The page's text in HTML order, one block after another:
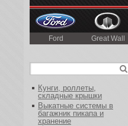
Ford Great Wall
Кунги, роллеты,
складные крышки
Выкатные системы в
багажник пикапа и
хранение